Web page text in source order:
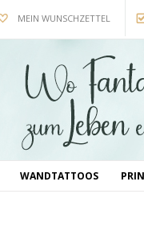
MEIN WUNSCHZETTEL
WANDTATTOOS